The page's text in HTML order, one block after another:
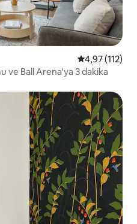
5 üzerinden
4,97 (112)
ve Ball Arena'ya 3 dakika